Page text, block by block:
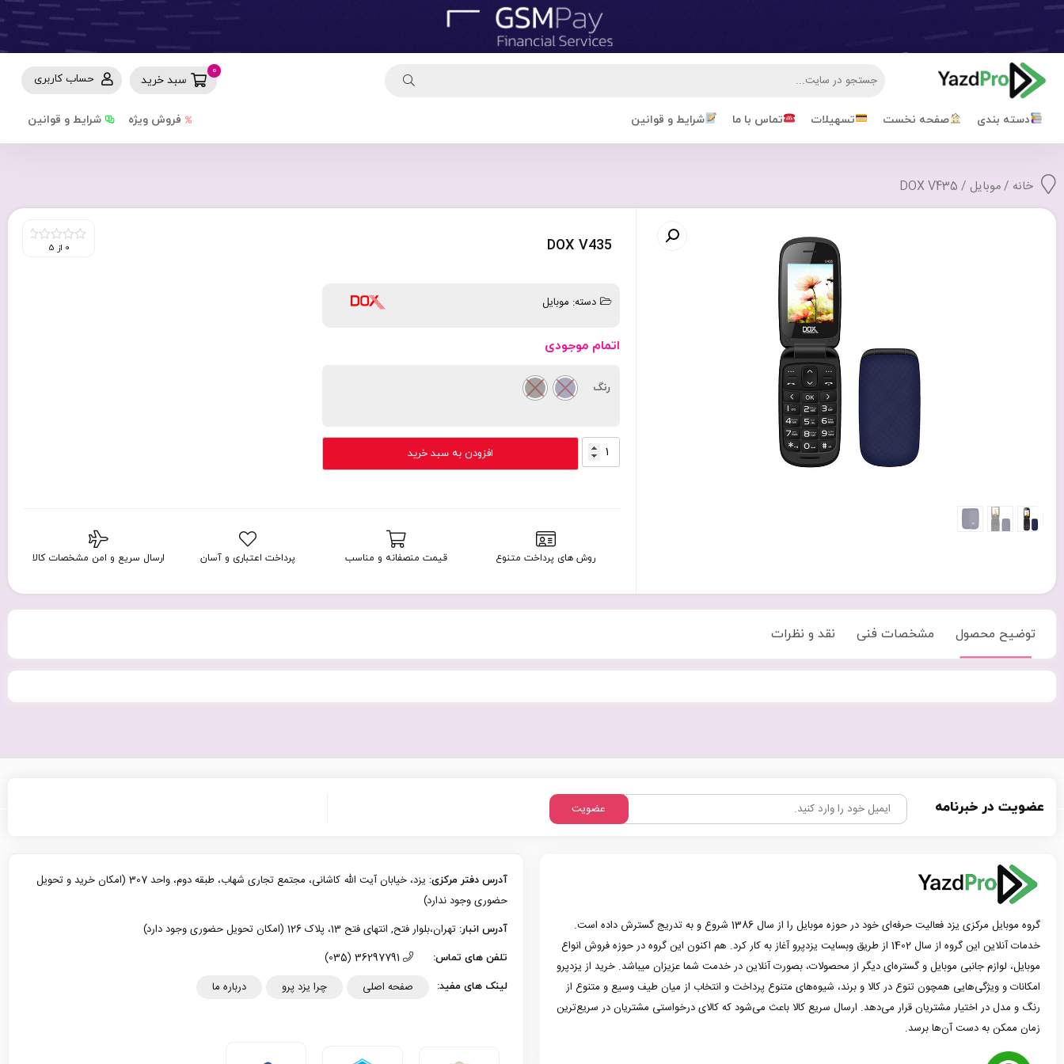
حساب کاربری سبد خرید
0
دسته بندی صفحه نخست تسهیلات تماس با ما شرایط و قوانین شرایط و قوانین فروش ویژه
خانه /موبایل / DOX V435
DOX V435 0 از 5
دسته: موبایل
اتمام موجودی
رنگ
DOX
V435
افزودن به سبد خرید
روش های پرداخت متنوع قیمت منصفانه و مناسب پرداخت اعتباری و آسان ارسال سریع و امن مشخصات کالا
توضیح محصول مشخصات فنی نقد و نظرات
عضویت در خبرنامه عضویت
گروه موبایل مرکزی یزد فعالیت حرفه‌ای خود در حوزه موبایل را از سال 1386 شروع و به تدریج گسترش داده است.
خدمات آنلاین این گروه از سال 1402 از طریق وبسایت یزدپرو آغاز به کار کرد. هم اکنون این گروه در حوزه فروش انواع
موبایل، لوازم جانبی موبایل و گستره‌ای دیگر از محصولات، بصورت آنلاین در خدمت شما عزیزان میباشد. خرید از یزدپرو
امکانات و ویژگی‌هایی همچون تنوع در کالا و برند، شیوه‌های متنوع پرداخت و انتخاب از میان طیف وسیع و متنوع از
رنگ و مدل در اختیار مشتریان قرار می‌دهد. ارسال سریع کالا باعث می‌شود که کالای درخواستی مشتریان در سریع‌ترین
زمان ممکن به دست آن‌ها برسد.
آدرس دفتر مرکزی:
یزد، خیابان آیت الله کاشانی، مجتمع تجاری شهاب، طبقه دوم، واحد 307 (امکان خرید و تحویل
حضوری وجود ندارد)
آدرس انبار: تهران،بلوار فتح, انتهای فتح 13، پلاک 126 (امکان تحویل حضوری وجود دارد)
تلفن های تماس:
لینک های مفید: صفحه اصلی چرا یزد پرو درباره ما